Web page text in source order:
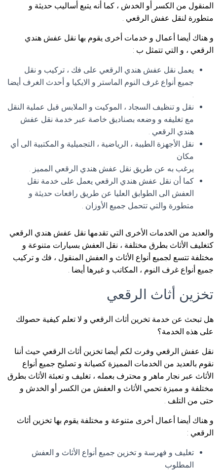
المنقول من الكسر أو الخدش ، كما أنه يتبع أساليب حديثة و
متطورة لنقل عفش الرقعي .
و هناك أيضا أعمال و خدمات أخرى يقوم بها نقل عفش هندي
الرقعي ، و التي تتمثل ب :
يعمل نقل عفش هندي الرقعي على فك ، تركيب و نقل
جميع أنواع غرف النوم الماستر و الايكيا و أحدث الغرف أيضا
.
نقل و تنظيف السجاد ، الموكيت و الملابس قبل عملية النقل
مع تغليفه و وضعه بصناديق خاصة عبر خدمة نقل عفش
هندي الرقعي .
نقل الأجهزة الطيبة ، الرياضية ، التجميلية و المكتبية الى أي
مكان
يرغب به عن طريق نقل عفش هندي الرقعي المميز .
كما أن نقل عفش هندي الرقعي يعمل على خدمة نقل
العفش الى الطوابق العليا عن طريق رافعات حديثة و
متطورة والتي تتحمل جميع الأوزان .
والعديد من الخدمات الأخرى التي تقدمها نقل عفش هندي الرقعي
كتغليف الأثاث بطرق مختلفة ، نقل العفش بسيارات متنوعة و
مختلفة تتسع لجميع أنواع الأثاث و العفش المنقول ، فك و تركيب
جميع أنواع غرف النوم ، المكاتب و غيرها أيضا .
تخزين أثاث الرقعي
هل تبحث عن خدمة تخرين أثاث الرقعي و لا تعلم كيفية حصولك
على هذه الخدمة؟
نقل عفش الرقعي وفرت لكم أيضا تخزين أثاث الرقعي حيث أننا
نقوم بالعديد من الخدمات المميزة كصيانة و تصليح جميع أنواع
الأثاث عبر نجار ماهر و محترف بعمله ، تغليف و تعبئة الأثاث بطرق
مختلفة و مميزة تحمي الأثاث و العفش من الكسر أو الخدش و
حتى من التلف .
و هناك أيضا أعمال أخرى متنوعة و مختلفة يقوم بها تخزين أثاث
الرقعي :
تغليف و فهرسة و تخزين جميع أنواع الأثاث و العفش
المطلوب